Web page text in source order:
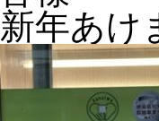
新年あけ